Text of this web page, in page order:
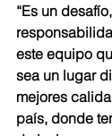
“Es un
este equipo
sea un lugar
mejores
país, donde